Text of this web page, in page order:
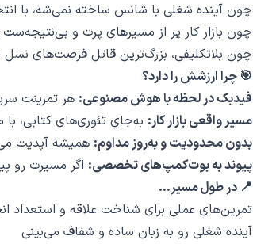
چون آینده شغلی با شانس ساخته نمی‌شه، با
چون بازار کار پر از مسیرهای پرت و
چون بلاتکلیفی، بزرگ‌ترین قاتل فرصت‌های نسل
🎯 چرا ارزشش را دارد؟
فیدبک در لحظه با هوش مصنوعی: هر تمرینت
مسیر واقعی بازار کار: به‌جای تئوری‌های کتابی،
بدون محدودیت و به‌روز مداوم: همیشه آپدیت
پیوند به بوت‌کمپ‌های تخصصی: اگر مسیرت رو
📍 در طول مسیر…
تمرین‌های عملی برای شناخت علاقه و استعداد
آینده شغلی رو به زبان ساده و شفاف می‌بینی